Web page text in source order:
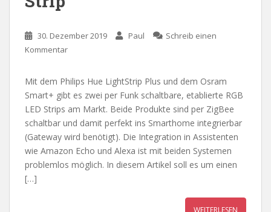
30. Dezember 2019 Paul
Schreib einen
Kommentar
Mit dem Philips Hue LightStrip Plus und dem Osram
Smart+ gibt es zwei per Funk schaltbare, etablierte RGB
LED Strips am Markt. Beide Produkte sind per ZigBee
schaltbar und damit perfekt ins Smarthome integrierbar
(Gateway wird benötigt). Die Integration in Assistenten
wie Amazon Echo und Alexa ist mit beiden Systemen
problemlos möglich. In diesem Artikel soll es um einen
[…]